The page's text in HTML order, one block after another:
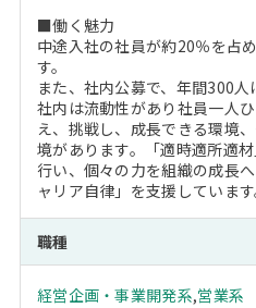
■働く魅力
中途入社の社員が約20％を占
す。
また、社内公募で、年間300人
社内は流動性があり社員一人
え、挑戦し、成長できる環境
境があります。「適時適所適
行い、個々の力を組織の成長
ャリア自律」を支援しています
職種
経営企画・事業開発系,営業系